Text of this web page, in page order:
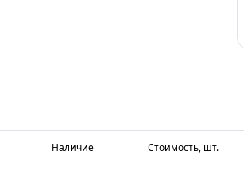
Наличие Стоимость, шт.